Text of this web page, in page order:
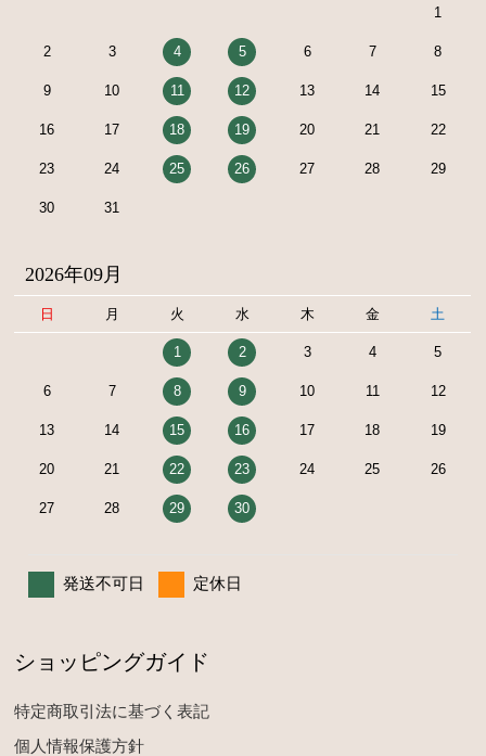
1
2 3 4 5 6 7 8
9 10 11 12 13 14 15
16 17 18 19 20 21 22
23 24 25 26 27 28 29
30 31
2026年09月
日 月 火 水 木 金 土
1 2 3 4 5
6 7 8 9 10 11 12
13 14 15 16 17 18 19
20 21 22 23 24 25 26
27 28 29 30
発送不可日 定休日
ショッピングガイド
特定商取引法に基づく表記
個人情報保護方針